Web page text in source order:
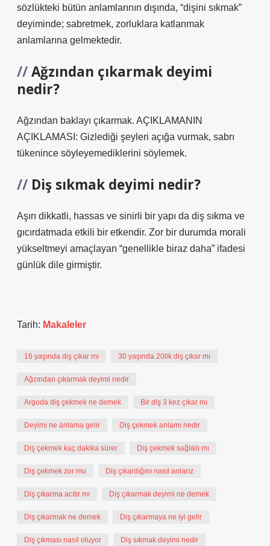
sözlükteki bütün anlamlarının dışında, “dişini sıkmak”
deyiminde; sabretmek, zorluklara katlanmak
anlamlarına gelmektedir.
Ağzından çıkarmak deyimi
nedir?
Ağzından baklayı çıkarmak. AÇIKLAMANIN
AÇIKLAMASI: Gizlediği şeyleri açığa vurmak, sabrı
tükenince söyleyemediklerini söylemek.
Diş sıkmak deyimi nedir?
Aşırı dikkatli, hassas ve sinirli bir yapı da diş sıkma ve
gıcırdatmada etkili bir etkendir. Zor bir durumda morali
yükseltmeyi amaçlayan “genellikle biraz daha” ifadesi
günlük dile girmiştir.
Tarih: Makaleler
16 yaşında diş çıkar mı 30 yaşında 20lik diş çıkar mı
Ağzından çıkarmak deyimi nedir
Argoda diş çekmek ne demek Bir diş 3 kez çıkar mı
Deyimi ne anlama gelir Diş çekmek anlamı nedir
Diş çekmek kaç dakika sürer Diş çekmek sağlıklı mı
Diş çekmek zor mu Diş çıkardığını nasıl anlarız
Diş çıkarma acıtır mı Diş çıkarmak deyimi ne demek
Diş çıkarmak ne demek Diş çıkarmaya ne iyi gelir
Diş çıkması nasıl oluyor Diş sıkmak deyimi nedir